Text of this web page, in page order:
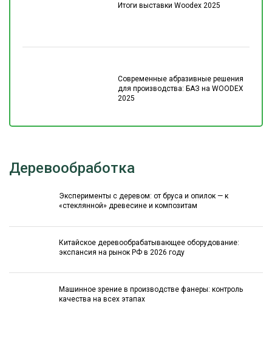
Итоги выставки Woodex 2025
Современные абразивные решения
для производства: БАЗ на WOODEX
2025
Деревообработка
Эксперименты с деревом: от бруса и опилок — к
«стеклянной» древесине и композитам
Китайское деревообрабатывающее оборудование:
экспансия на рынок РФ в 2026 году
Машинное зрение в производстве фанеры: контроль
качества на всех этапах